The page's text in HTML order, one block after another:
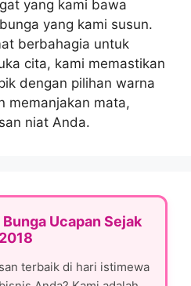
yang kami bawa
yang kami susun.
berbahagia untuk
cita, kami memastikan
dengan pilihan warna
memanjakan mata,
niat Anda.
Ucapan Sejak
2018
terbaik di hari istimewa